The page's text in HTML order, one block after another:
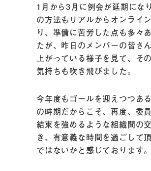
1月から3月に例会が延期にな
の方法もリアルからオンライ
り、準備に苦労した点も多々
たが、昨日のメンバーの皆さ
上がっている様子を見て、そ
気持ちも吹き飛びました。
今年度もゴールを迎えつつあ
の時期だからこそ、再度、委
結束を強めるような組織間の
き、有意義な時間を過ごして
ではないかと感じております。